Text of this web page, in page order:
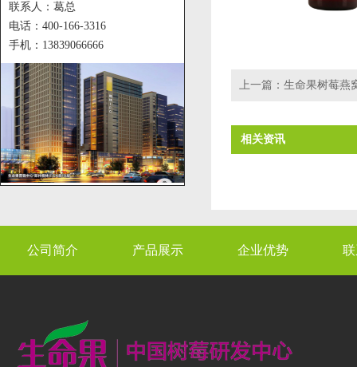
联系人：葛总
电话：400-166-3316
手机：13839066666
上一篇： 生命果树莓燕
相关资讯
公司简介 产品展示 企业优势